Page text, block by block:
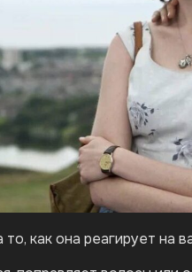
как она реагирует на